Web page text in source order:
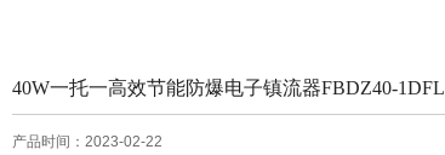
40W一托一高效节能防爆电子镇流器FBDZ40-1DFL
产品时间：2023-02-22